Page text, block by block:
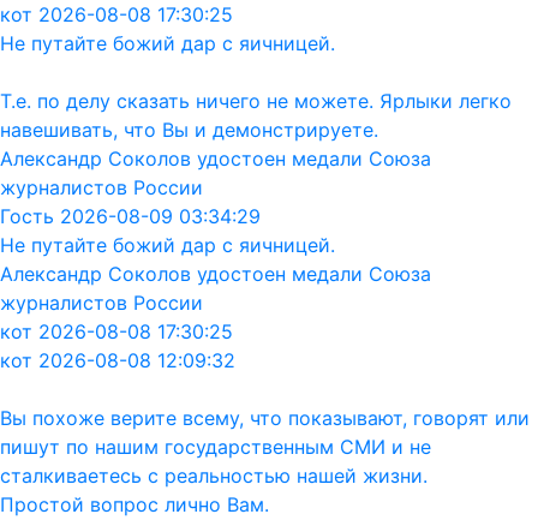
кот 2026-08-08 17:30:25
Не путайте божий дар с яичницей.
Т.е. по делу сказать ничего не можете. Ярлыки легко
навешивать, что Вы и демонстрируете.
Александр Соколов удостоен медали Союза
журналистов России
Гость 2026-08-09 03:34:29
Не путайте божий дар с яичницей.
Александр Соколов удостоен медали Союза
журналистов России
кот 2026-08-08 17:30:25
кот 2026-08-08 12:09:32
Вы похоже верите всему, что показывают, говорят или
пишут по нашим государственным СМИ и не
сталкиваетесь с реальностью нашей жизни.
Простой вопрос лично Вам.